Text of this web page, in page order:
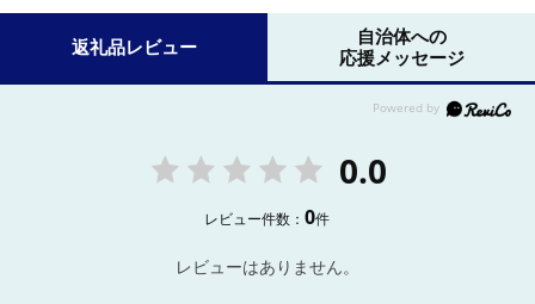
返礼品レビュー
自治体への
応援メッセージ
0.0
レビュー件数：0件
レビューはありません。